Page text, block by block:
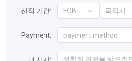
선적 기간: FOB
Payment: payment method
메시지: